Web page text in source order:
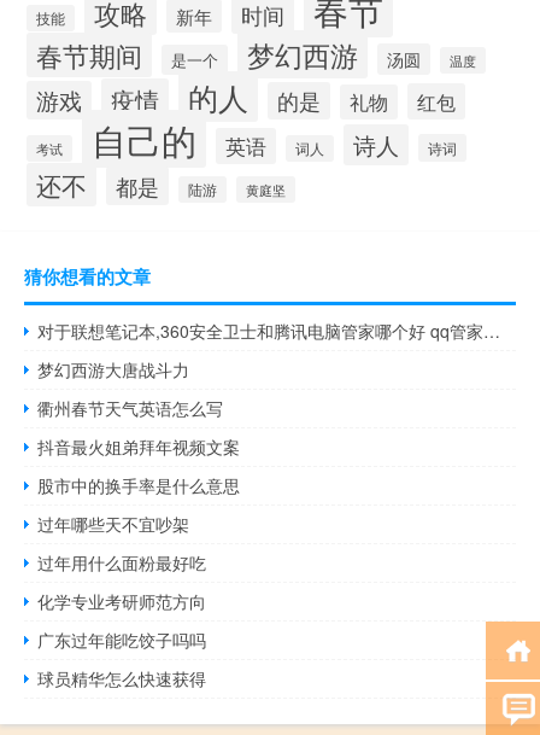
技能 攻略 新年 时间
春节期间 是一个 梦幻西游 汤圆 温度
游戏 疫情 的人 的是 礼物 红包
考试 自己的 英语 词人 诗人 诗词
还不 都是 陆游 黄庭坚
猜你想看的文章
对于联想笔记本,360安全卫士和腾讯电脑管家哪个好 qq管家和360哪个好
梦幻西游大唐战斗力
衢州春节天气英语怎么写
抖音最火姐弟拜年视频文案
股市中的换手率是什么意思
过年哪些天不宜吵架
过年用什么面粉最好吃
化学专业考研师范方向
广东过年能吃饺子吗吗
球员精华怎么快速获得